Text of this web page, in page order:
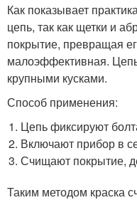
Как показывает
цепь, так как щетки и
покрытие, превращая
малоэффективная.
крупными кусками.
Способ применения:
Цепь фиксируют
Включают прибор в
Счищают покрытие,
Таким методом краска